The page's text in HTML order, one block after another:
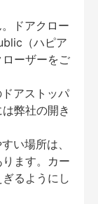
ドアクロー
（ハピア
ーザーをご
アストッパ
弊社の開き
い場所は、
ます。カー
るようにし